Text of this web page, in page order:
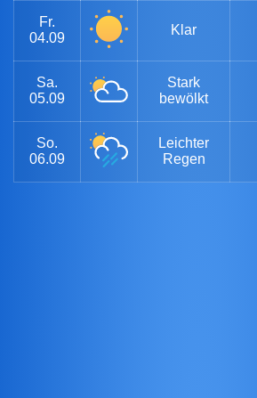
Fr.
04.09
Klar
Sa.
05.09
Stark
bewölkt
So.
06.09
Leichter
Regen